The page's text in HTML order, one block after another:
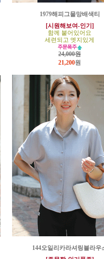
1979해피그물망배색티
[시원해보여-인기]
함께 붙어있어요
세련되고 엣지있게
24,000원
21,200원
144오일리카라셔링블라우